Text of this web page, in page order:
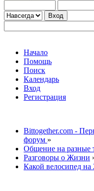
Начало
Помощь
Поиск
Календарь
Вход
Регистрация
Bittogether.com -
форум »
Общение на разные
Разговоры о Жизни
Какой велосипед